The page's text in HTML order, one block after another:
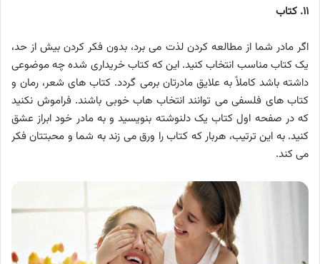
۱۱. کتاب
اگر مادر شما از مطالعه کردن لذت می برد، بدون فکر کردن بیش از حد،
یک کتاب مناسب انتخاب کنید. این که کتاب خریداری شده چه موضوعی
داشته باشد کاملاً به علایق مادرتان برمی گردد. کتاب های شعر، رمان و
کتاب های فلسفی می توانند انتخاب هاب خوبی باشند. فراموش نکنید
که در صفحه اول کتاب یک دلنوشته بنویسید و به مادر خود ابراز عشق
کنید. به این ترتیب، هربار که کتاب را ورق می زند به شما و محبتتان فکر
می کند.